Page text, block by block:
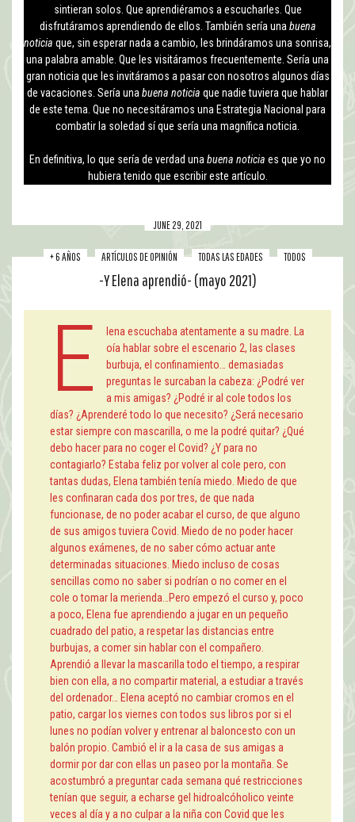
JUNE 29, 2021
sintieran solos. Que aprendiéramos a escucharles. Que
disfrutáramos aprendiendo de ellos. También sería una buena
noticia que, sin esperar nada a cambio, les brindáramos una sonrisa,
una palabra amable. Que les visitáramos frecuentemente. Sería una
gran noticia que les invitáramos a pasar con nosotros algunos días
de vacaciones. Sería una buena noticia que nadie tuviera que hablar
de este tema. Que no necesitáramos una Estrategia Nacional para
combatir la soledad sí que sería una magnífica noticia.
En definitiva, lo que sería de verdad una buena noticia es que yo no
hubiera tenido que escribir este artículo.
+ 6 AÑOS ARTÍCULOS DE OPINIÓN TODAS LAS EDADES TODOS
-Y Elena aprendió- (mayo 2021)
E
lena escuchaba atentamente a su madre. La
oía hablar sobre el escenario 2, las clases
burbuja, el confinamiento… demasiadas
preguntas le surcaban la cabeza: ¿Podré ver
a mis amigas? ¿Podré ir al cole todos los
días? ¿Aprenderé todo lo que necesito? ¿Será necesario
estar siempre con mascarilla, o me la podré quitar? ¿Qué
debo hacer para no coger el Covid? ¿Y para no
contagiarlo? Estaba feliz por volver al cole pero, con
tantas dudas, Elena también tenía miedo. Miedo de que
les confinaran cada dos por tres, de que nada
funcionase, de no poder acabar el curso, de que alguno
de sus amigos tuviera Covid. Miedo de no poder hacer
algunos exámenes, de no saber cómo actuar ante
determinadas situaciones. Miedo incluso de cosas
sencillas como no saber si podrían o no comer en el
cole o tomar la merienda…Pero empezó el curso y, poco
a poco, Elena fue aprendiendo a jugar en un pequeño
cuadrado del patio, a respetar las distancias entre
burbujas, a comer sin hablar con el compañero.
Aprendió a llevar la mascarilla todo el tiempo, a respirar
bien con ella, a no compartir material, a estudiar a través
del ordenador… Elena aceptó no cambiar cromos en el
patio, cargar los viernes con todos sus libros por si el
lunes no podían volver y entrenar al baloncesto con un
balón propio. Cambió el ir a la casa de sus amigas a
dormir por dar con ellas un paseo por la montaña. Se
acostumbró a preguntar cada semana qué restricciones
tenían que seguir, a echarse gel hidroalcóholico veinte
veces al día y a no culpar a la niña con Covid que les